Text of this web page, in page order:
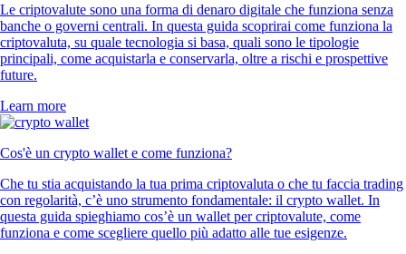
Le criptovalute sono una forma di denaro digitale che funziona senza
banche o governi centrali. In questa guida scoprirai come funziona la
criptovaluta, su quale tecnologia si basa, quali sono le tipologie
principali, come acquistarla e conservarla, oltre a rischi e prospettive
future.
Learn more
Cos'è un crypto wallet e come funziona?
Che tu stia acquistando la tua prima criptovaluta o che tu faccia trading
con regolarità, c’è uno strumento fondamentale: il crypto wallet. In
questa guida spieghiamo cos’è un wallet per criptovalute, come
funziona e come scegliere quello più adatto alle tue esigenze.